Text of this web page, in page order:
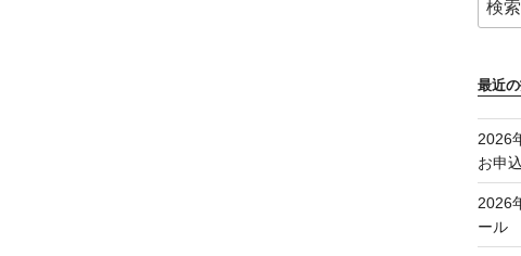
索:
最近
2026
お申
2026
ール